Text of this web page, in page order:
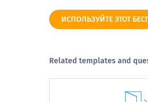
Подчеркивается
ИСПОЛЬЗУЙТЕ ЭТОТ
Related templates and